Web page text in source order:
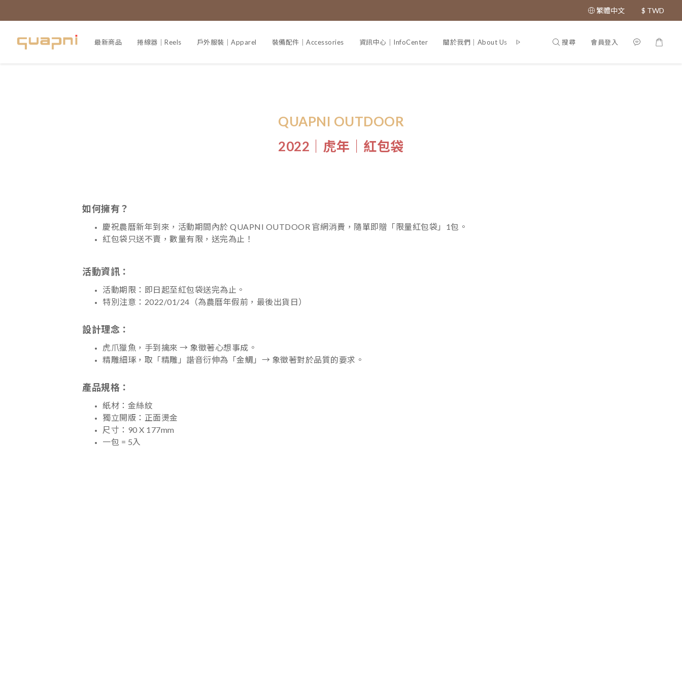
繁體中文 $ TWD
最新商品 捲線器｜Reels 戶外服裝｜Apparel 裝備配件｜Accessories 資訊中心｜InfoCenter 關於我們｜About Us 專利證書｜Patent
搜尋 會員登入
QUAPNI OUTDOOR
2022｜虎年｜紅包袋
如何擁有？
慶祝農曆新年到來，活動期間內於 QUAPNI OUTDOOR 官網消費，隨單即贈「限量紅包袋」1包。
紅包袋只送不賣，數量有限，送完為止！
活動資訊：
活動期限：即日起至紅包袋送完為止。
特別注意：2022/01/24（為農曆年假前，最後出貨日）
設計理念：
虎爪獵魚，手到擒來 → 象徵著心想事成。
精雕細琢，取「精雕」諧音衍伸為「金鯛」→ 象徵著對於品質的要求。
產品規格：
紙材：金絲紋
獨立開版：正面燙金
尺寸：90 X 177mm
一包 = 5入